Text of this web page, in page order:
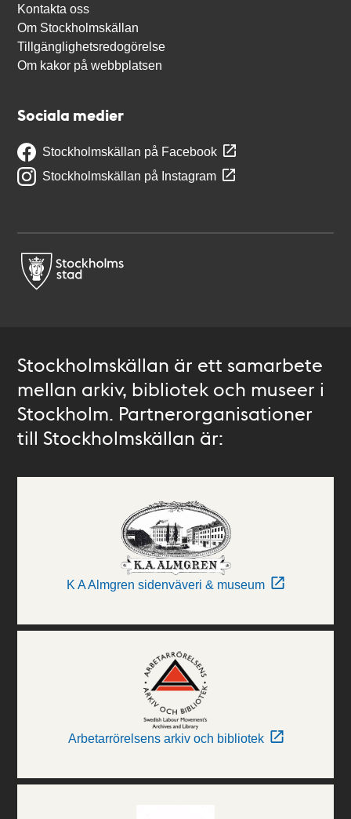
Kontakta oss
Om Stockholmskällan
Tillgänglighetsredogörelse
Om kakor på webbplatsen
Sociala medier
Stockholmskällan på Facebook
Stockholmskällan på Instagram
Stockholmskällan är ett samarbete
mellan arkiv, bibliotek och museer i
Stockholm. Partnerorganisationer
till Stockholmskällan är:
K A Almgren sidenväveri & museum
Arbetarrörelsens arkiv och bibliotek